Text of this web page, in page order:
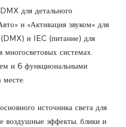
для детального
и «Активация звуком» для
и IEC (питание) для
системах.
и 6 функциональными
месте.
источника света для
воздушные эффекты, блики и